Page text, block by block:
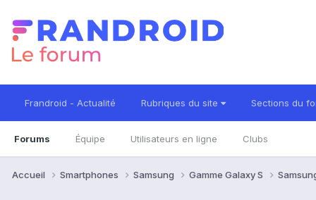
Frandroid - Actualité Rubriques du site Sections du
Forums Équipe Utilisateurs en ligne Clubs
Accueil Smartphones Samsung Gamme Galaxy S